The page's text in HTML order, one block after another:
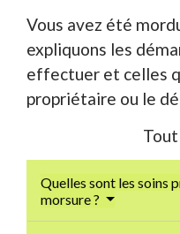
Vous avez été
expliquons les
effectuer et celles
propriétaire ou le
Quelles sont les soins
morsure ?